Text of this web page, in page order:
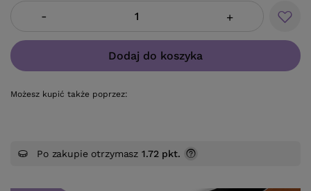
- +
Dodaj do koszyka
Możesz kupić także poprzez:
Po zakupie otrzymasz1.72 pkt.